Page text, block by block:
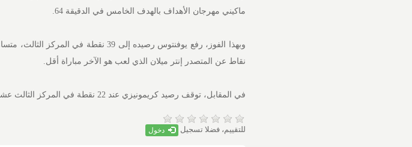
ماكيني مهرجان الأهداف بالهدف الخامس في الدقيقة 64.
وبهذا الفوز، رفع يوفنتوس رصيده إلى 39
نقاط عن المتصدر إنتر ميلان الذي لعب هو الآخر مباراة أقل.
في المقابل، توقف رصيد كريمونيزي عند 22 نقطة في المركز الثالث عشر بجدول ترتيب المسابقة.
للتقييم، فضلا تسجيل دخول